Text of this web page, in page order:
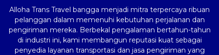
Alloha Trans Travel bangga menjadi mitra terpercaya ribuan
pelanggan dalam memenuhi kebutuhan perjalanan dan
pengiriman mereka. Berbekal pengalaman bertahun-tahun
di industri ini, kami membangun reputasi kuat sebagai
penyedia layanan transportasi dan jasa pengiriman yang